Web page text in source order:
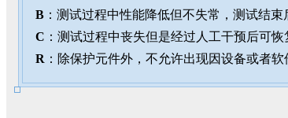
B ：测试过程中性能降低但不失常，测试结束
C ：测试过程中丧失但是经过人工干预后可恢
R ：除保护元件外，不允许出现因设备或者